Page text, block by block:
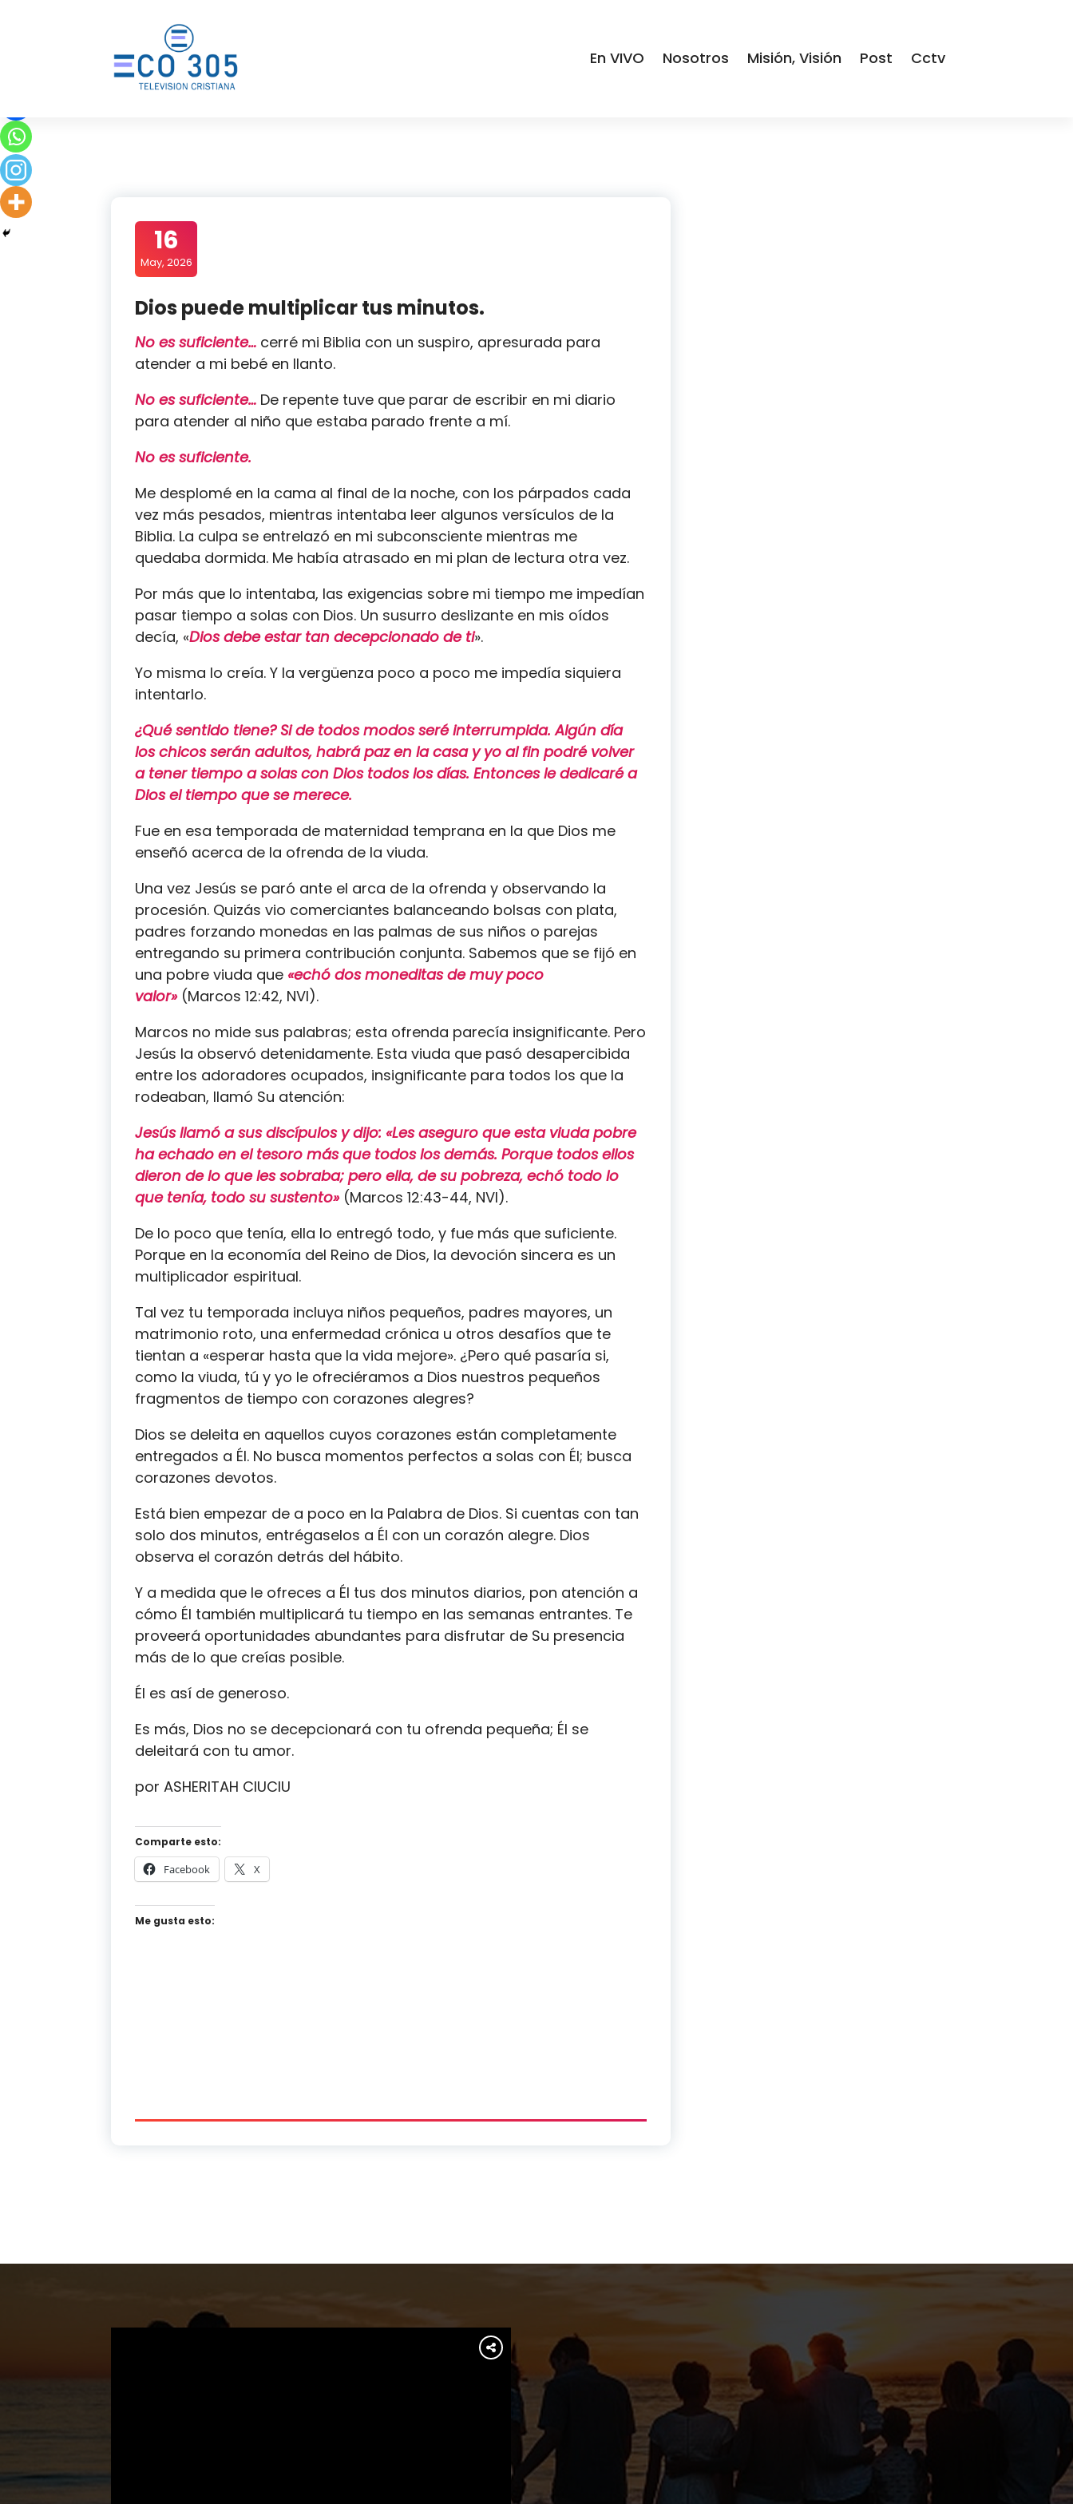
En VIVO Nosotros Misión, Visión Post Cctv
16
May, 2026
Dios puede multiplicar tus minutos.
No es suficiente… cerré mi Biblia con un suspiro, apresurada para
atender a mi bebé en llanto.
No es suficiente… De repente tuve que parar de escribir en mi diario
para atender al niño que estaba parado frente a mí.
No es suficiente.
Me desplomé en la cama al final de la noche, con los párpados cada
vez más pesados, mientras intentaba leer algunos versículos de la
Biblia. La culpa se entrelazó en mi subconsciente mientras me
quedaba dormida. Me había atrasado en mi plan de lectura otra vez.
Por más que lo intentaba, las exigencias sobre mi tiempo me impedían
pasar tiempo a solas con Dios. Un susurro deslizante en mis oídos
decía, «Dios debe estar tan decepcionado de ti».
Yo misma lo creía. Y la vergüenza poco a poco me impedía siquiera
intentarlo.
¿Qué sentido tiene? Si de todos modos seré interrumpida. Algún día
los chicos serán adultos, habrá paz en la casa y yo al fin podré volver
a tener tiempo a solas con Dios todos los días. Entonces le dedicaré a
Dios el tiempo que se merece.
Fue en esa temporada de maternidad temprana en la que Dios me
enseñó acerca de la ofrenda de la viuda.
Una vez Jesús se paró ante el arca de la ofrenda y observando la
procesión. Quizás vio comerciantes balanceando bolsas con plata,
padres forzando monedas en las palmas de sus niños o parejas
entregando su primera contribución conjunta. Sabemos que se fijó en
una pobre viuda que «echó dos moneditas de muy poco
valor»(Marcos 12:42, NVI).
Marcos no mide sus palabras; esta ofrenda parecía insignificante. Pero
Jesús la observó detenidamente. Esta viuda que pasó desapercibida
entre los adoradores ocupados, insignificante para todos los que la
rodeaban, llamó Su atención:
Jesús llamó a sus discípulos y dijo: «Les aseguro que esta viuda pobre
ha echado en el tesoro más que todos los demás. Porque todos ellos
dieron de lo que les sobraba; pero ella, de su pobreza, echó todo lo
que tenía, todo su sustento»(Marcos 12:43-44, NVI).
De lo poco que tenía, ella lo entregó todo, y fue más que suficiente.
Porque en la economía del Reino de Dios, la devoción sincera es un
multiplicador espiritual.
Tal vez tu temporada incluya niños pequeños, padres mayores, un
matrimonio roto, una enfermedad crónica u otros desafíos que te
tientan a «esperar hasta que la vida mejore». ¿Pero qué pasaría si,
como la viuda, tú y yo le ofreciéramos a Dios nuestros pequeños
fragmentos de tiempo con corazones alegres?
Dios se deleita en aquellos cuyos corazones están completamente
entregados a Él. No busca momentos perfectos a solas con Él; busca
corazones devotos.
Está bien empezar de a poco en la Palabra de Dios. Si cuentas con tan
solo dos minutos, entrégaselos a Él con un corazón alegre. Dios
observa el corazón detrás del hábito.
Y a medida que le ofreces a Él tus dos minutos diarios, pon atención a
cómo Él también multiplicará tu tiempo en las semanas entrantes. Te
proveerá oportunidades abundantes para disfrutar de Su presencia
más de lo que creías posible.
Él es así de generoso.
Es más, Dios no se decepcionará con tu ofrenda pequeña; Él se
deleitará con tu amor.
por ASHERITAH CIUCIU
Comparte esto:
Facebook X
Me gusta esto: